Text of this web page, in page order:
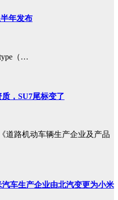
年发布
（…
，SU7尾标变了
道路机动车辆生产企业及产品
车生产企业由北汽变更为小米